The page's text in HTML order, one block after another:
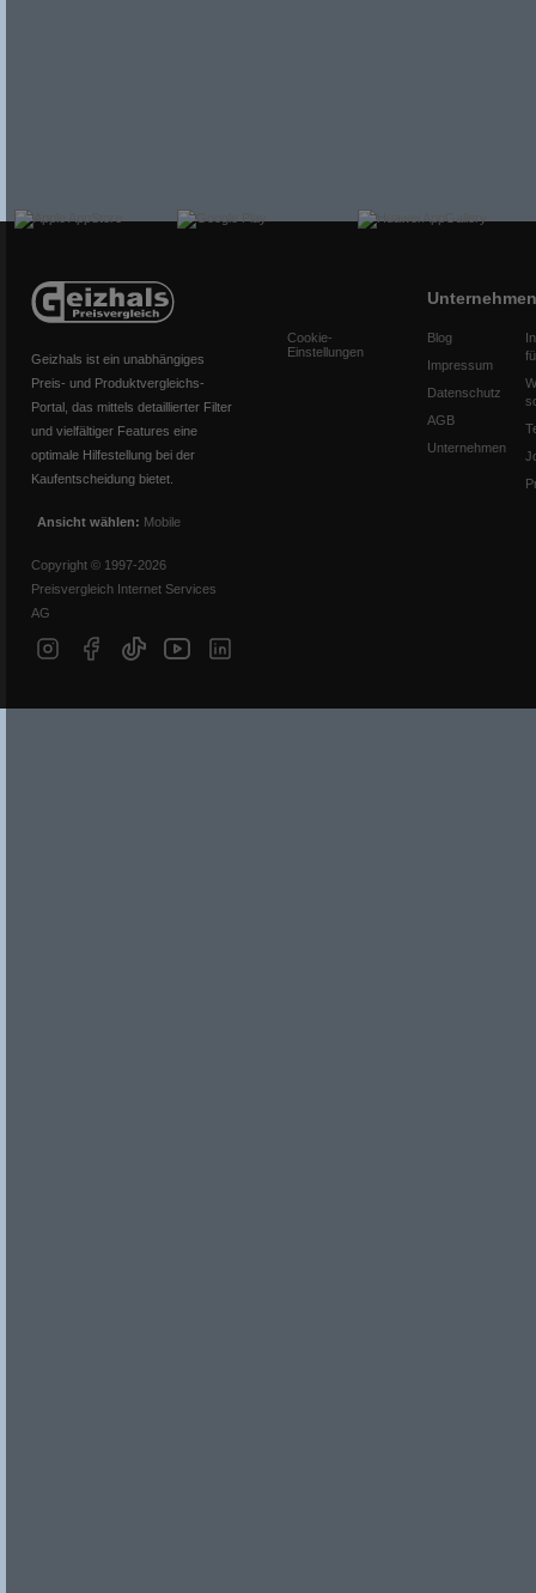
Geizhals ist ein unabhängiges
Preis- und Produktvergleichs-
Portal, das mittels detaillierter Filter
und vielfältiger Features eine
optimale Hilfestellung bei der
Kaufentscheidung bietet.
Ansicht wählen: Mobile
Copyright © 1997-2026
Preisvergleich Internet Services
AG
Cookie-
Einstellungen
Unternehmen
Blog
Impressum
Datenschutz
AGB
Unternehmen